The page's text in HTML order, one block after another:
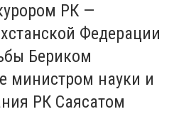
РК —
Федерации
Бериком
министром науки и
РК Саясатом